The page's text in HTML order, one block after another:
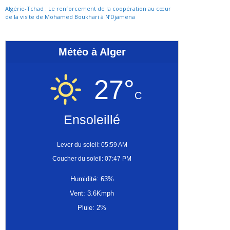
Algérie-Tchad : Le renforcement de la coopération au cœur
de la visite de Mohamed Boukhari à N’Djamena
Météo à Alger
27°C
Ensoleillé
Lever du soleil: 05:59 AM
Coucher du soleil: 07:47 PM
Humidité: 63%
Vent: 3.6Kmph
Pluie: 2%